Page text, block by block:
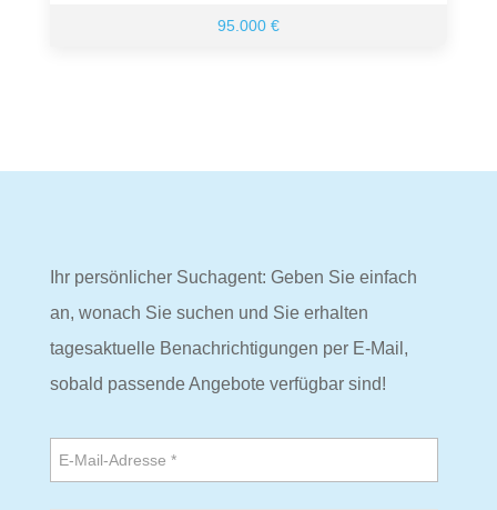
95.000 €
Ihr persönlicher Suchagent: Geben Sie einfach
an, wonach Sie suchen und Sie erhalten
tagesaktuelle Benachrichtigungen per E-Mail,
sobald passende Angebote verfügbar sind!